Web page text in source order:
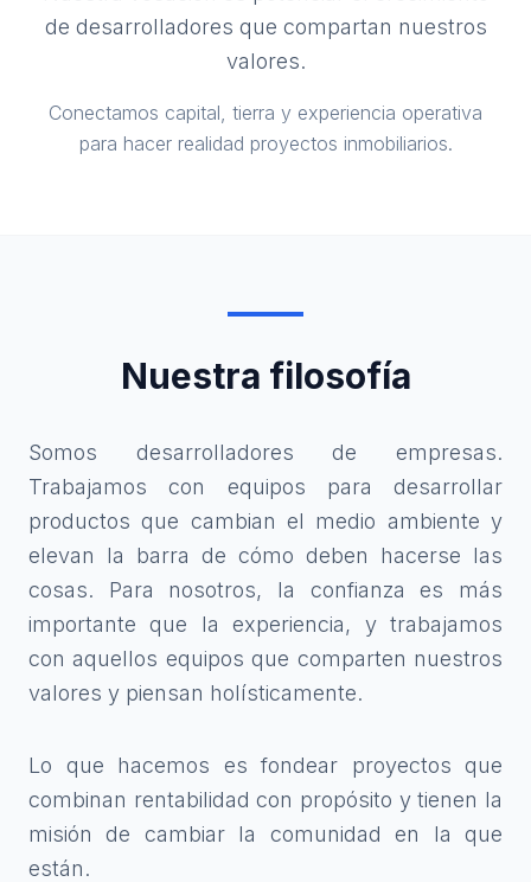
de desarrolladores que compartan nuestros
valores.
Conectamos capital, tierra y experiencia operativa
para hacer realidad proyectos inmobiliarios.
Nuestra filosofía
Somos desarrolladores de empresas.
Trabajamos con equipos para desarrollar
productos que cambian el medio ambiente y
elevan la barra de cómo deben hacerse las
cosas. Para nosotros, la confianza es más
importante que la experiencia, y trabajamos
con aquellos equipos que comparten nuestros
valores y piensan holísticamente.
Lo que hacemos es fondear proyectos que
combinan rentabilidad con propósito y tienen la
misión de cambiar la comunidad en la que
están.